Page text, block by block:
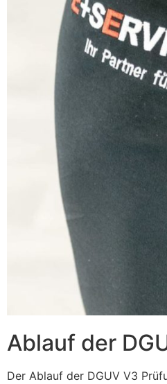
Ablauf der
Der Ablauf der DGUV V3